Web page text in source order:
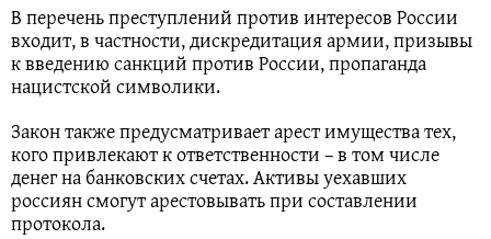
В перечень преступлений против интересов России
входит, в частности, дискредитация армии, призывы
к введению санкций против России, пропаганда
нацистской символики.
Закон также предусматривает арест имущества тех,
кого привлекают к ответственности – в том числе
денег на банковских счетах. Активы уехавших
россиян смогут арестовывать при составлении
протокола.